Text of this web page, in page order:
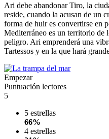
Ari debe abandonar Tiro, la
reside, cuando la acusan de un
forma de huir es convertirse en
Mediterráneo es un territorio de
peligro. Ari emprenderá una
Tartessos y en la que hará
Empezar
Puntuación lectores
5
5 estrellas
66%
4 estrellas